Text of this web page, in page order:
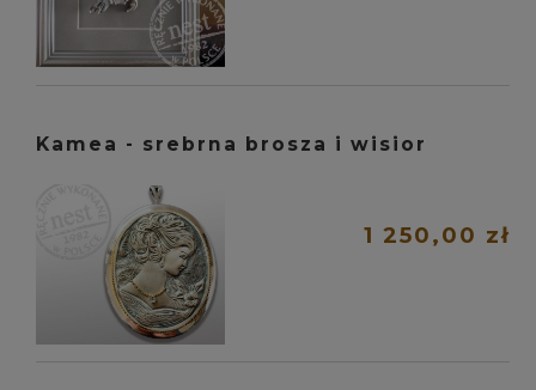
Kamea - srebrna brosza i wisior
1 250,00 zł